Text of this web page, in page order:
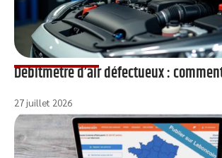
Débitmètre d’air défectueux :
27 juillet 2026